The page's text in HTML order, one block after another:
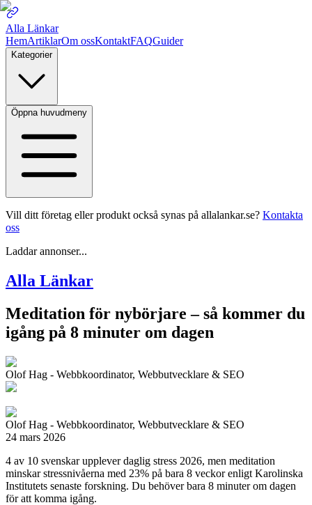
Alla Länkar
HemArtiklarOm ossKontaktFAQGuider
Kategorier
Öppna huvudmeny
Vill ditt företag eller produkt också synas på allalankar.se? Kontakta
oss
Laddar annonser...
Alla Länkar
Meditation för nybörjare – så kommer du
igång på 8 minuter om dagen
Olof Hag - Webbkoordinator, Webbutvecklare & SEO
Olof Hag - Webbkoordinator, Webbutvecklare & SEO
24 mars 2026
4 av 10 svenskar upplever daglig stress 2026, men meditation
minskar stressnivåerna med 23% på bara 8 veckor enligt Karolinska
Institutets senaste forskning. Du behöver bara 8 minuter om dagen
för att komma igång.